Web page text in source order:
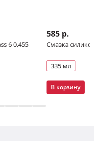
6 0,455
585 р.
Смазка
335 мл
В корзину